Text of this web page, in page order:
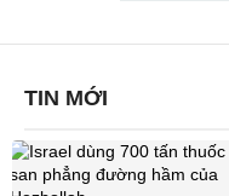
TIN MỚI